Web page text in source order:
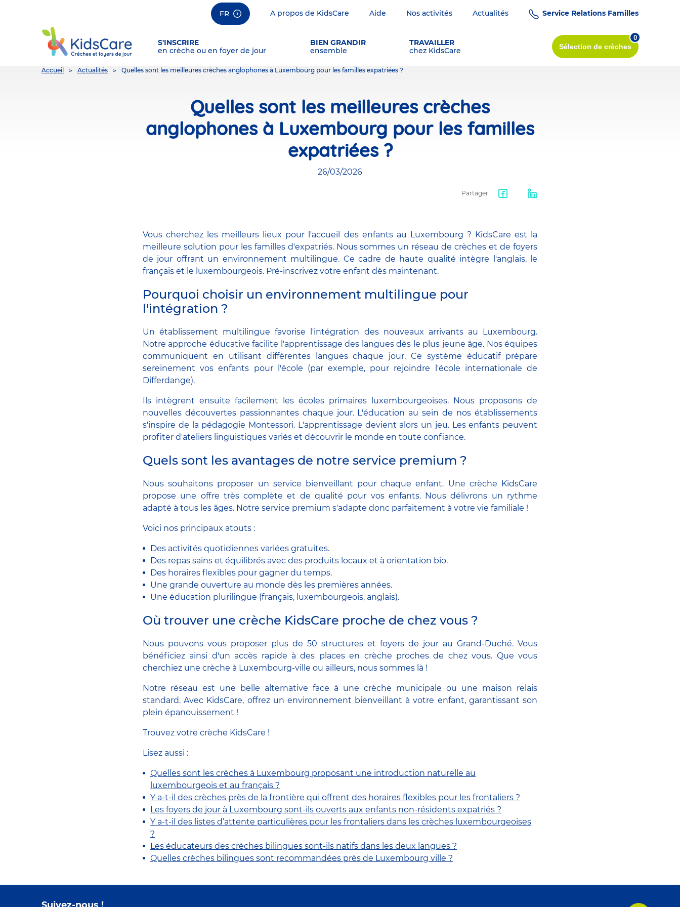
FR A propos de KidsCare Aide Nos activités Actualités Service Relations Familles
S'INSCRIRE
en crèche ou en foyer de jour
BIEN GRANDIR
ensemble
TRAVAILLER
chez KidsCare
Sélection de crèches
0
You
Accueil Actualités Quelles sont les meilleures crèches anglophones à Luxembourg pour les familles expatriées ?
Quelles sont les meilleures crèches
anglophones à Luxembourg pour les familles
expatriées ?
26/03/2026
Partager
Vous cherchez les meilleurs lieux pour l'accueil des enfants au Luxembourg ? KidsCare est la
meilleure solution pour les familles d'expatriés. Nous sommes un réseau de crèches et de foyers
de jour offrant un environnement multilingue. Ce cadre de haute qualité intègre l'anglais, le
français et le luxembourgeois. Pré-inscrivez votre enfant dès maintenant.
Pourquoi choisir un environnement multilingue pour
l'intégration ?
Un établissement multilingue favorise l'intégration des nouveaux arrivants au Luxembourg.
Notre approche éducative facilite l'apprentissage des langues dès le plus jeune âge. Nos équipes
communiquent en utilisant différentes langues chaque jour. Ce système éducatif prépare
sereinement vos enfants pour l'école (par exemple, pour rejoindre l'école internationale de
Differdange).
Ils intègrent ensuite facilement les écoles primaires luxembourgeoises. Nous proposons de
nouvelles découvertes passionnantes chaque jour. L'éducation au sein de nos établissements
s'inspire de la pédagogie Montessori. L'apprentissage devient alors un jeu. Les enfants peuvent
profiter d'ateliers linguistiques variés et découvrir le monde en toute confiance.
Quels sont les avantages de notre service premium ?
Nous souhaitons proposer un service bienveillant pour chaque enfant. Une crèche KidsCare
propose une offre très complète et de qualité pour vos enfants. Nous délivrons un rythme
adapté à tous les âges. Notre service premium s'adapte donc parfaitement à votre vie familiale !
Voici nos principaux atouts :
Des activités quotidiennes variées gratuites.
Des repas sains et équilibrés avec des produits locaux et à orientation bio.
Des horaires flexibles pour gagner du temps.
Une grande ouverture au monde dès les premières années.
Une éducation plurilingue (français, luxembourgeois, anglais).
Où trouver une crèche KidsCare proche de chez vous ?
Nous pouvons vous proposer plus de 50 structures et foyers de jour au Grand-Duché. Vous
bénéficiez ainsi d'un accès rapide à des places en crèche proches de chez vous. Que vous
cherchiez une crèche à Luxembourg-ville ou ailleurs, nous sommes là !
Notre réseau est une belle alternative face à une crèche municipale ou une maison relais
standard. Avec KidsCare, offrez un environnement bienveillant à votre enfant, garantissant son
plein épanouissement !
Trouvez votre crèche KidsCare !
Lisez aussi :
Quelles sont les crèches à Luxembourg proposant une introduction naturelle au
luxembourgeois et au français ?
Y a-t-il des crèches près de la frontière qui offrent des horaires flexibles pour les frontaliers ?
Les foyers de jour à Luxembourg sont-ils ouverts aux enfants non-résidents expatriés ?
Y a-t-il des listes d’attente particulières pour les frontaliers dans les crèches luxembourgeoises
?
Les éducateurs des crèches bilingues sont-ils natifs dans les deux langues ?
Quelles crèches bilingues sont recommandées près de Luxembourg ville ?